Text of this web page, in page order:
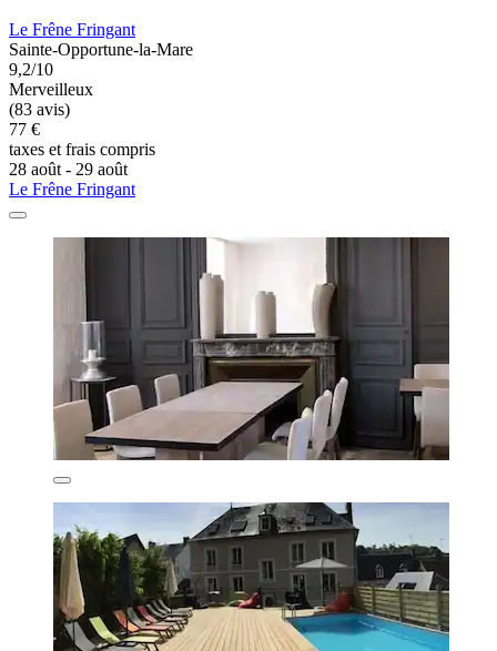
Le Frêne Fringant
Sainte-Opportune-la-Mare
9,2/10
Merveilleux
(83 avis)
77 €
taxes et frais compris
28 août - 29 août
Le Frêne Fringant